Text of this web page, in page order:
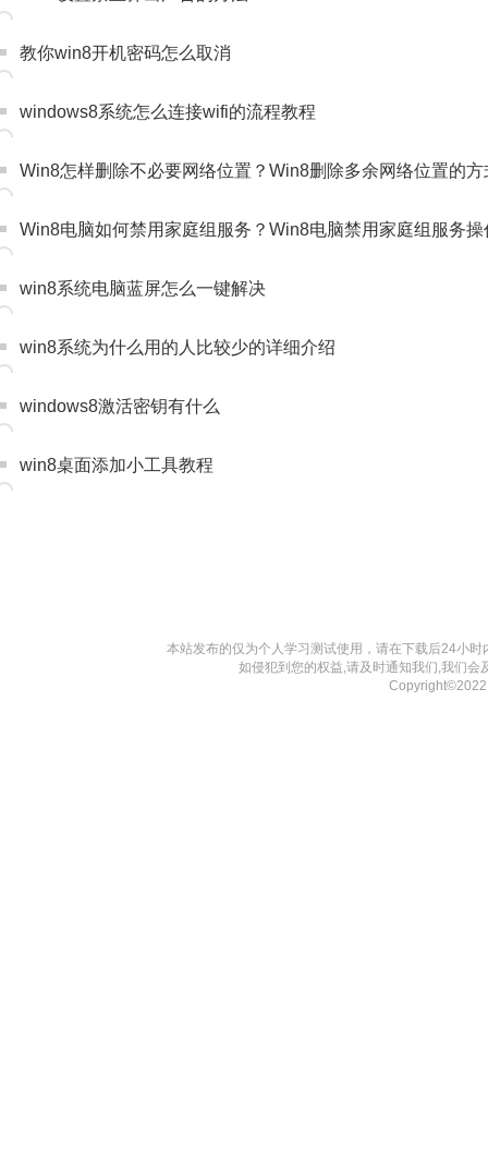
教你win8开机密码怎么取消
windows8系统怎么连接wifi的流程教程
Win8怎样删除不必要网络位置？Win8删除多余网络位置的方
Win8电脑如何禁用家庭组服务？Win8电脑禁用家庭组服务操
win8系统电脑蓝屏怎么一键解决
win8系统为什么用的人比较少的详细介绍
windows8激活密钥有什么
win8桌面添加小工具教程
本站发布的仅为个人学习测试使用，请在下载后24小
如侵犯到您的权益,请及时通知我们,我们
Copyright©2022